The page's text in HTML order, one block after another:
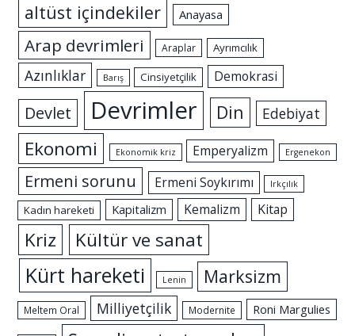
altüst içindekiler
Anayasa
Arap devrimleri Araplar Ayrımcılık
Azınlıklar Barış Cinsiyetçilik Demokrasi
Devlet Devrimler Din Edebiyat
Ekonomi Ekonomik kriz Emperyalizm Ergenekon
Ermeni sorunu Ermeni Soykırımı Irkçılık
Kadın hareketi Kapitalizm Kemalizm Kitap
Kriz Kültür ve sanat
Kürt hareketi Lenin Marksizm
Meltem Oral Milliyetçilik Modernite Roni Margulies